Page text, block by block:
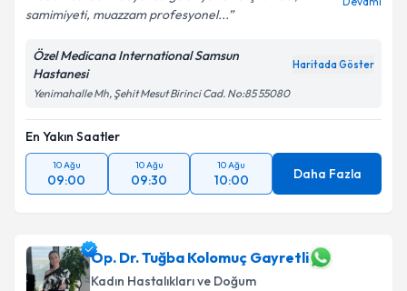
samimiyeti, muazzam profesyonel...
Özel Medicana International Samsun
Hastanesi
Haritada Göster
Yenimahalle Mh, Şehit Mesut Birinci Cad. No:85 55080
En Yakın Saatler
10 Ağu
09:00
10 Ağu
09:30
10 Ağu
10:00 Daha Fazla
Op. Dr. Tuğba Kolomuç Gayretli
Kadın Hastalıkları ve Doğum